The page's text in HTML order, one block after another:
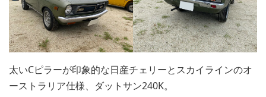
太いCピラーが印象的な日産チェリーとスカイラインのオ
ーストラリア仕様、ダットサン240K。